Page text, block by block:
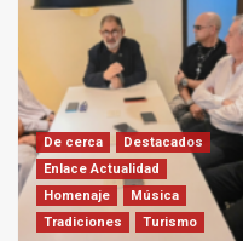
De cerca
Destacados
Enlace Actualidad
Homenaje
Música
Tradiciones
Turismo